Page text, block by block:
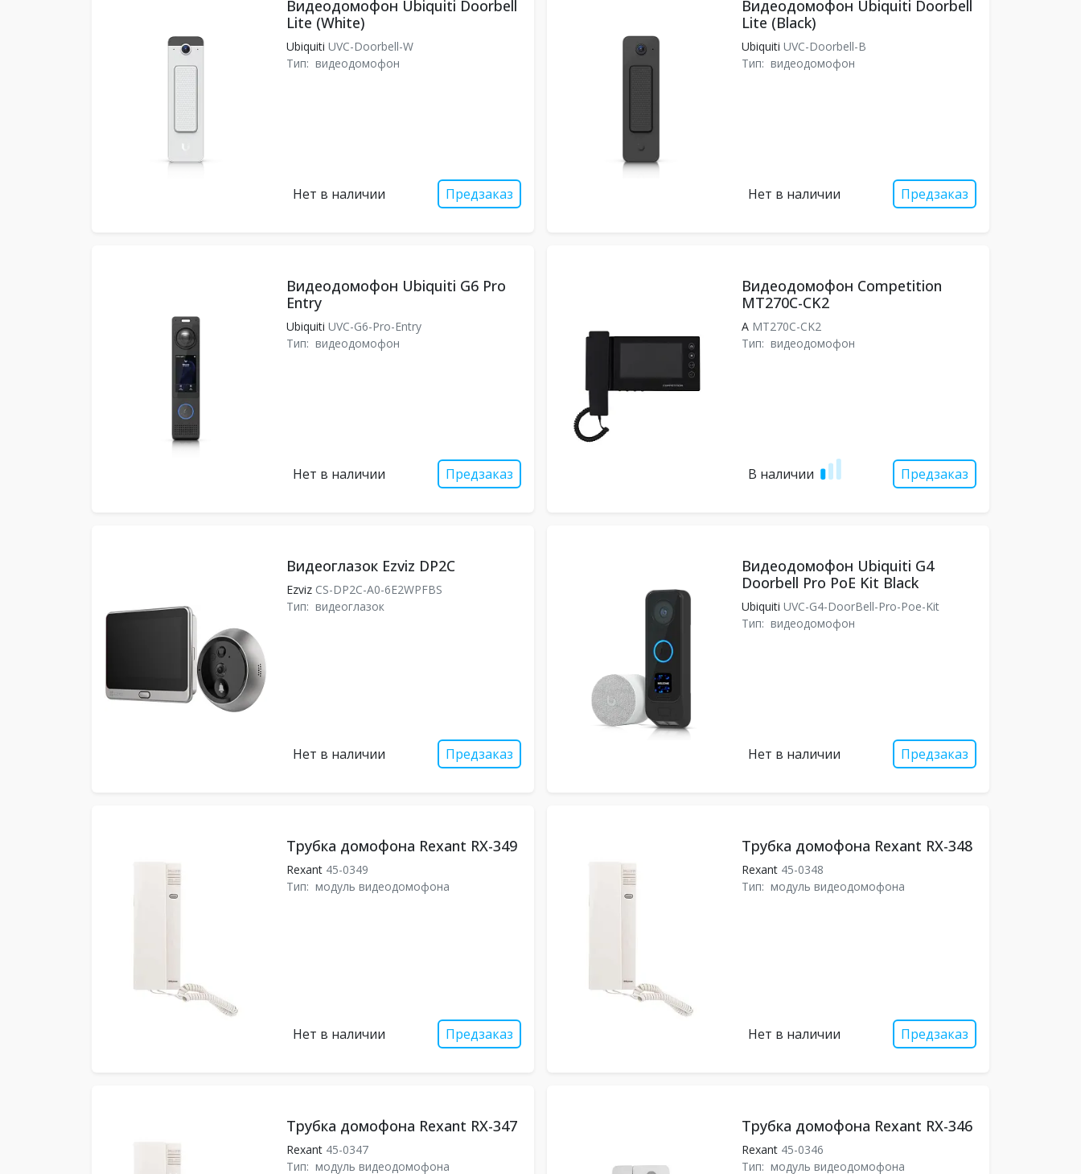
Видеодомофон Ubiquiti Doorbell
Lite (White)
Ubiquiti UVC-Doorbell-W
Тип: видеодомофон
Нет в наличии Предзаказ
Видеодомофон Ubiquiti Doorbell
Lite (Black)
Ubiquiti UVC-Doorbell-B
Тип: видеодомофон
Нет в наличии Предзаказ
Видеодомофон Ubiquiti G6 Pro
Entry
Ubiquiti UVC-G6-Pro-Entry
Тип: видеодомофон
Нет в наличии Предзаказ
Видеодомофон Competition
MT270C-CK2
AMT270C-CK2
Тип: видеодомофон
В наличии Предзаказ
Видеоглазок Ezviz DP2C
EzvizCS-DP2C-A0-6E2WPFBS
Тип: видеоглазок
Нет в наличии Предзаказ
Видеодомофон Ubiquiti G4
Doorbell Pro PoE Kit Black
Ubiquiti UVC-G4-DoorBell-Pro-Poe-Kit
Тип: видеодомофон
Нет в наличии Предзаказ
Трубка домофона Rexant RX-349
Rexant45-0349
Тип: модуль видеодомофона
Нет в наличии Предзаказ
Трубка домофона Rexant RX-348
Rexant45-0348
Тип: модуль видеодомофона
Нет в наличии Предзаказ
Трубка домофона Rexant RX-347
Rexant45-0347
Тип: модуль видеодомофона
Трубка домофона Rexant RX-346
Rexant45-0346
Тип: модуль видеодомофона